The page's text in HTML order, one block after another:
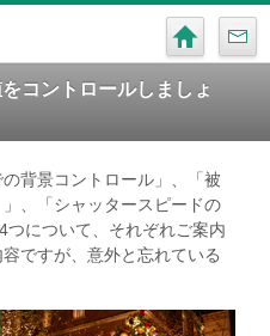
コントロールしましょ
背景コントロール」、「被
、「シャッタースピードの
について、それぞれご案内
ですが、意外と忘れている